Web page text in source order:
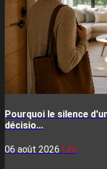
Pourquoi le silence
décisio...
06 août 2026 Lire